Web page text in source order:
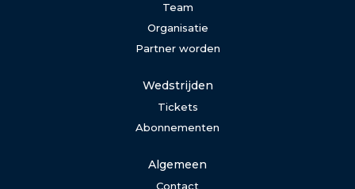
Team
Organisatie
Partner worden
Wedstrijden
Tickets
Abonnementen
Algemeen
Contact